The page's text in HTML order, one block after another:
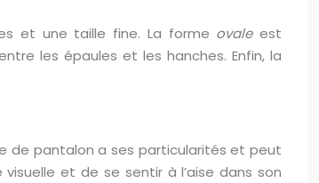
et une taille fine. La forme ovaleest
les épaules et les hanches. Enfin, la
de pantalon a ses particularités et peut
et de se sentir à l’aise dans son